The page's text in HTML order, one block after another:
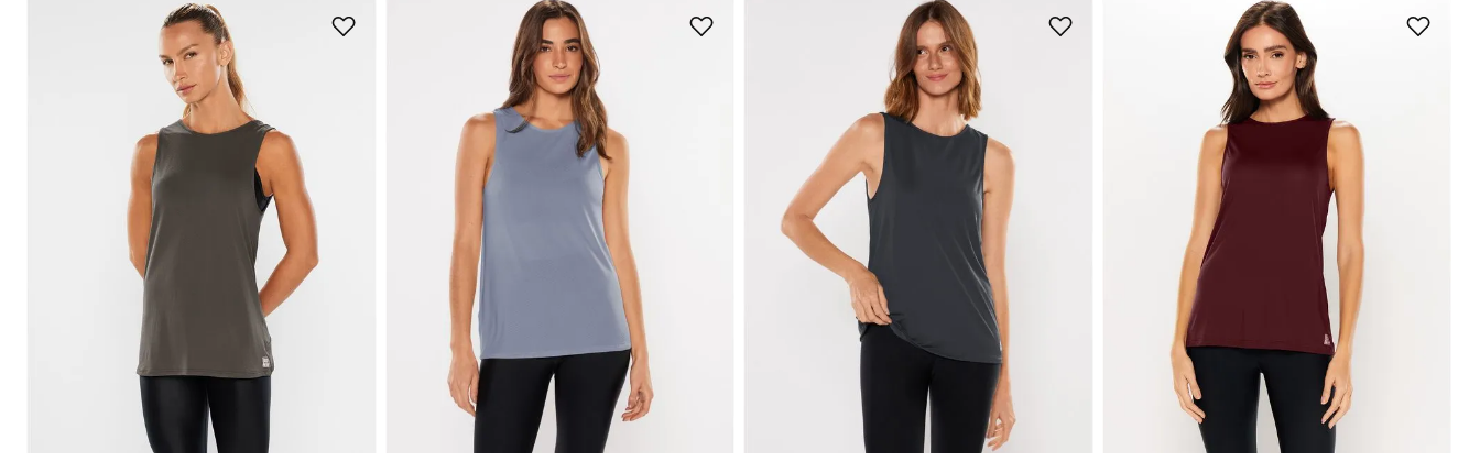
GG
Adicionar na sacola
P M
Adicionar na sacola
P G
Adicionar na sacola Adicionar na sacola